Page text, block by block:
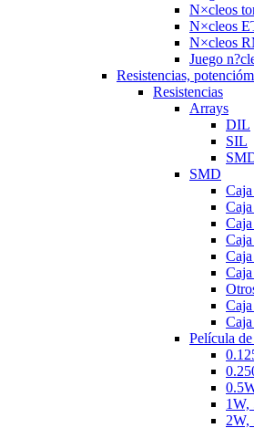
N×cleos
N×cleos
N×cleos
Juego
Resistencias,
Resistencias
Arrays
DIL
SIL
SMD
Película
1W,
2W,